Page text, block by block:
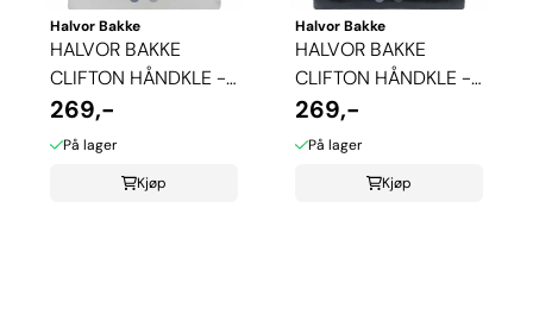
Halvor Bakke
HALVOR BAKKE
CLIFTON HÅNDKLE -
BRILLIANT WHITE
269,-
På lager
Kjøp
Halvor Bakke
HALVOR BAKKE
CLIFTON HÅNDKLE -
SVART
269,-
På lager
Kjøp